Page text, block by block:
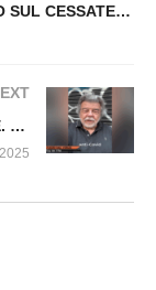
STATI UNITI, POSTO IL VETO SUL CESSATE IL FUOCO IN PALESTINA Fuori dal Virus n.1537.SP
Parte la commercializzazione di KOSTAIVE. Fuori dal Virus n.1546.SP